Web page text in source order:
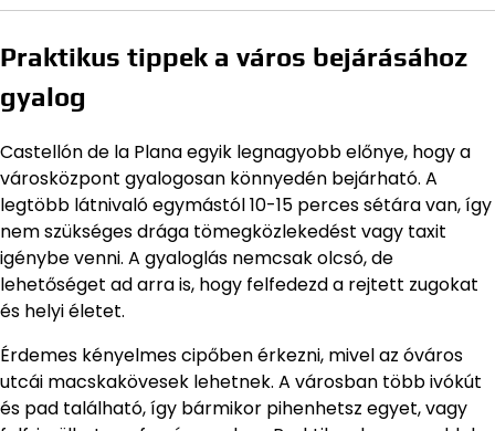
Praktikus tippek a város bejárásához
gyalog
Castellón de la Plana egyik legnagyobb előnye, hogy a
városközpont gyalogosan könnyedén bejárható. A
legtöbb látnivaló egymástól 10-15 perces sétára van, így
nem szükséges drága tömegközlekedést vagy taxit
igénybe venni. A gyaloglás nemcsak olcsó, de
lehetőséget ad arra is, hogy felfedezd a rejtett zugokat
és helyi életet.
Érdemes kényelmes cipőben érkezni, mivel az óváros
utcái macskakövesek lehetnek. A városban több ivókút
és pad található, így bármikor pihenhetsz egyet, vagy